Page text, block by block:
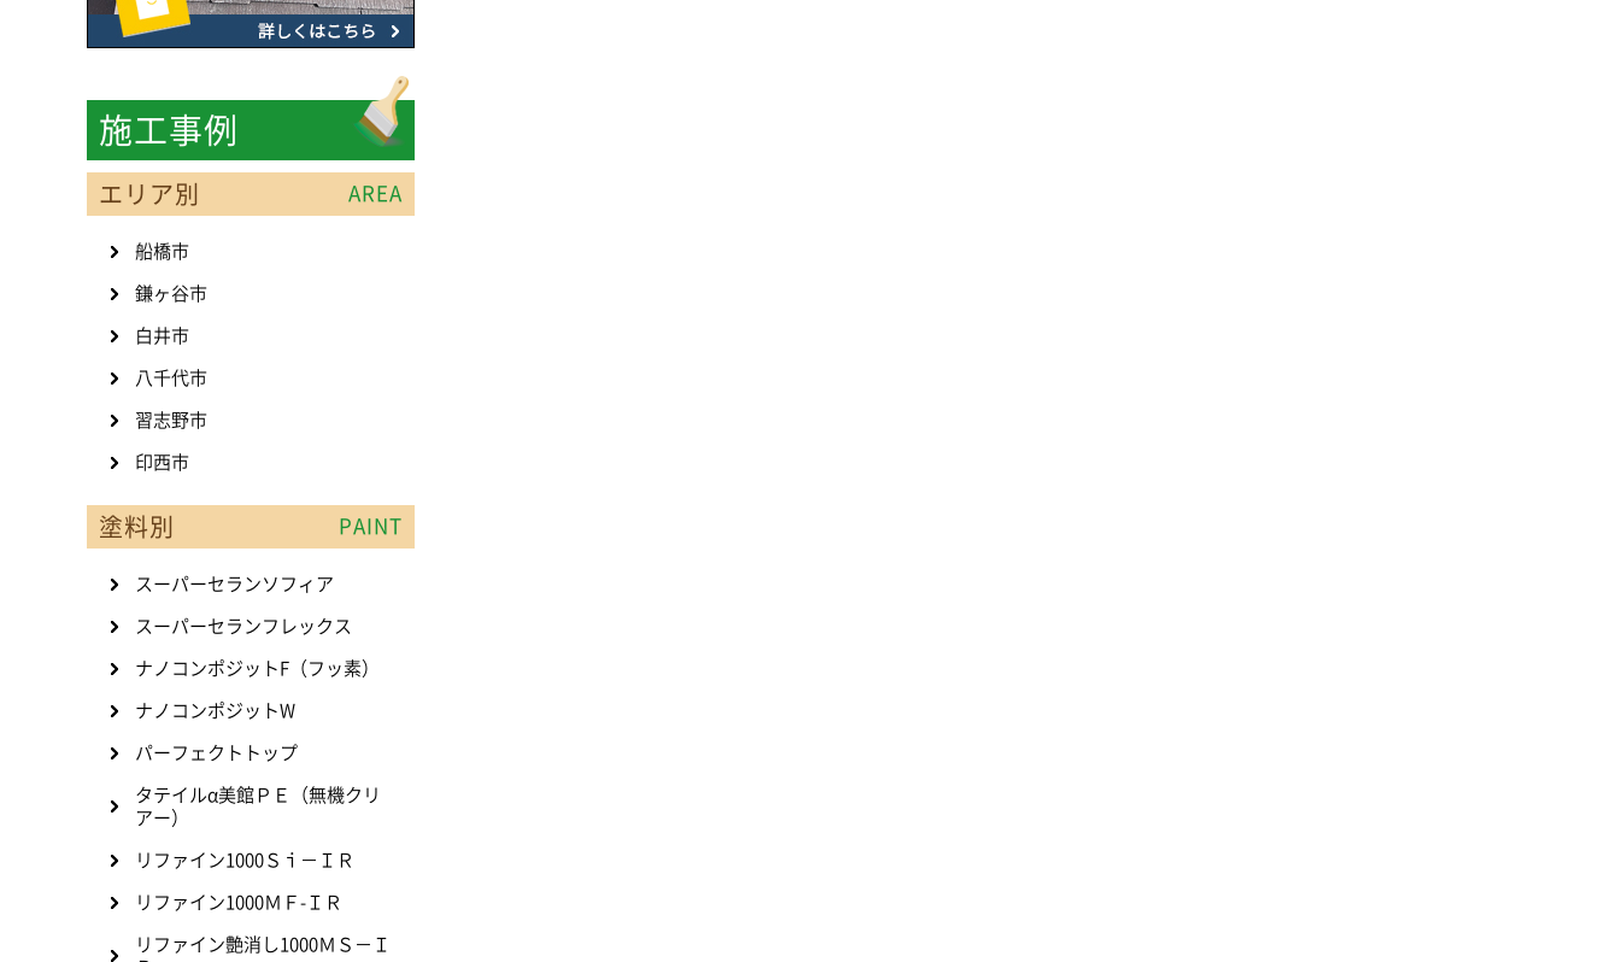
施工事例
エリア別 AREA
船橋市
鎌ヶ谷市
白井市
八千代市
習志野市
印西市
塗料別 PAINT
スーパーセランソフィア
スーパーセランフレックス
ナノコンポジットF（フッ素）
ナノコンポジットW
パーフェクトトップ
タテイルα美館ＰＥ（無機クリ
アー）
リファイン1000Ｓｉ－ＩＲ
リファイン1000ＭＦ-ＩＲ
リファイン艶消し1000ＭＳ－Ｉ